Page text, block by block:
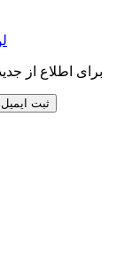
برای اطلاع از
ثبت ایمیل